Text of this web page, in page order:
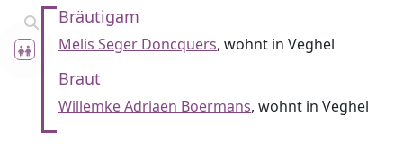
Bräutigam
Melis Seger Doncquers, wohnt in Veghel
Braut
Willemke Adriaen Boermans, wohnt in Veghel